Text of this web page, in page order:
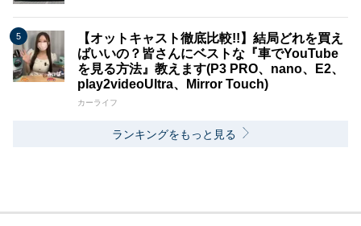
【オットキャスト徹底比較!!】結局どれを買え
ばいいの？皆さんにベストな『車でYouTube
を見る方法』教えます(P3 PRO、nano、E2、
play2videoUltra、Mirror Touch)
カーライフ
ランキングをもっと見る